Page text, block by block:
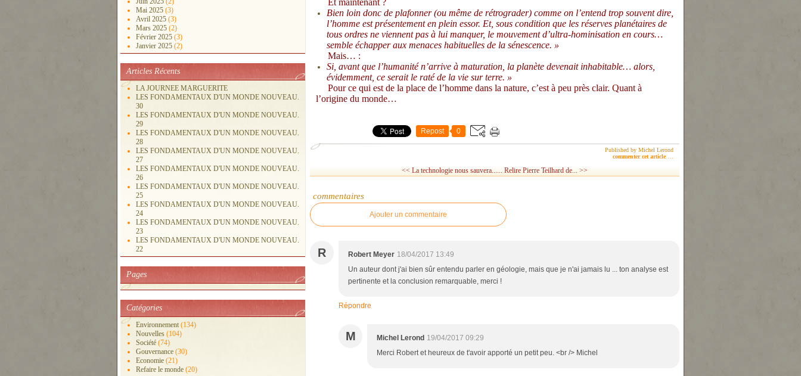
Mai 2025 (3)
Avril 2025 (3)
Mars 2025 (2)
Février 2025 (3)
Janvier 2025 (2)
Articles Récents
LA JOURNEE MARGUERITE
LES FONDAMENTAUX D'UN MONDE NOUVEAU.
30
LES FONDAMENTAUX D'UN MONDE NOUVEAU.
29
LES FONDAMENTAUX D'UN MONDE NOUVEAU.
28
LES FONDAMENTAUX D'UN MONDE NOUVEAU.
27
LES FONDAMENTAUX D'UN MONDE NOUVEAU.
26
LES FONDAMENTAUX D'UN MONDE NOUVEAU.
25
LES FONDAMENTAUX D'UN MONDE NOUVEAU.
24
LES FONDAMENTAUX D'UN MONDE NOUVEAU.
23
LES FONDAMENTAUX D'UN MONDE NOUVEAU.
22
Pages
Catégories
Environnement (134)
Nouvelles (104)
Société (74)
Gouvernance (30)
Economie (21)
Refaire le monde (20)
Et maintenant ?
Bien loin donc de plafonner (ou même de rétrograder) comme on l’entend trop souvent dire,
l’homme est présentement en plein essor. Et, sous condition que les réserves planétaires de
tous ordres ne viennent pas à lui manquer, le mouvement d’ultra-hominisation en cours…
semble échapper aux menaces habituelles de la sénescence. »
Mais… :
Si, avant que l’humanité n’arrive à maturation, la planète devenait inhabitable… alors,
évidemment, ce serait le raté de la vie sur terre. »
Pour ce qui est de la place de l’homme dans la nature, c’est à peu près clair. Quant à
l’origine du monde…
Repost 0
Published by Michel Lerond
commenter cet article
<< La technologie nous sauvera...... Relire Pierre Teilhard de... >>
commentaires
Ajouter un commentaire
R Robert Meyer 18/04/2017 13:49
Un auteur dont j'ai bien sûr entendu parler en géologie, mais que je n'ai jamais lu ... ton analyse est
pertinente et la conclusion remarquable, merci !
Répondre
M Michel Lerond 19/04/2017 09:29
Merci Robert et heureux de t'avoir apporté un petit peu. <br /> Michel